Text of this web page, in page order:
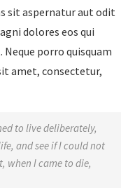
sit aspernatur aut odit
dolores eos qui
porro quisquam
amet, consectetur,
to live deliberately,
and see if I could not
when I came to die,